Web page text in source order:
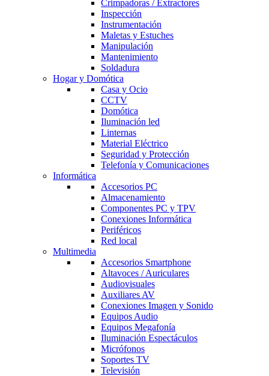
Crimpadoras / Extractores
Inspección
Instrumentación
Maletas y Estuches
Manipulación
Mantenimiento
Soldadura
Hogar y Domótica
Casa y Ocio
CCTV
Domótica
Iluminación led
Linternas
Material Eléctrico
Seguridad y Protección
Telefonía y Comunicaciones
Informática
Accesorios PC
Almacenamiento
Componentes PC y TPV
Conexiones Informática
Periféricos
Red local
Multimedia
Accesorios Smartphone
Altavoces / Auriculares
Audiovisuales
Auxiliares AV
Conexiones Imagen y Sonido
Equipos Audio
Equipos Megafonía
Iluminación Espectáculos
Micrófonos
Soportes TV
Televisión